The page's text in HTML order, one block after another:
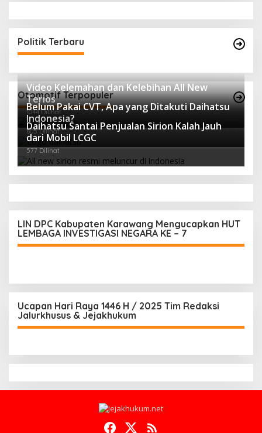
Politik Terbaru
Otomotif Terpopuler
Video Kelemahan dan Kelebihan All New
Terios
1044 Dilihat
Belum Pakai CVT, Apa yang Ditakuti Daihatsu
Indonesia?
605 Dilihat
Daihatsu Santai Penjualan Sirion Kalah Jauh
dari Mobil LCGC
577 Dilihat
LIN DPC Kabupaten Karawang Mengucapkan HUT
LEMBAGA INVESTIGASI NEGARA KE – 7
Ucapan Hari Raya 1446 H / 2025 Tim Redaksi
Jalurkhusus & Jejakhukum